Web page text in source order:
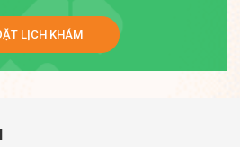
LỊCH KHÁM